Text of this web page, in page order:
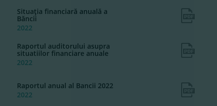
Situaţia financiară anuală a
Băncii
2022
Raportul auditorului asupra
situatiilor financiare anuale
2022
Raportul anual al Bancii 2022
2022